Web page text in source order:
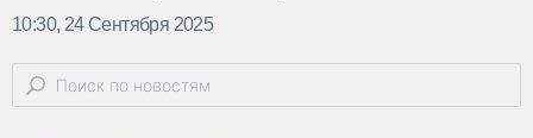
10:30, 24 Сентября 2025